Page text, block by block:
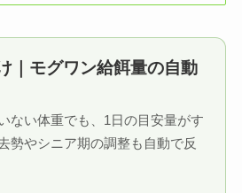
｜モグワン給餌量の自動
ない体重でも、1日の目安量がす
勢やシニア期の調整も自動で反